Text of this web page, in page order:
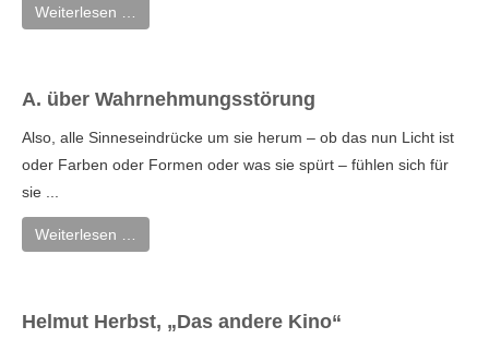
Weiterlesen …
A. über Wahrnehmungsstörung
Also, alle Sinneseindrücke um sie herum – ob das nun Licht ist
oder Farben oder Formen oder was sie spürt – fühlen sich für
sie ...
Weiterlesen …
Helmut Herbst, „Das andere Kino“